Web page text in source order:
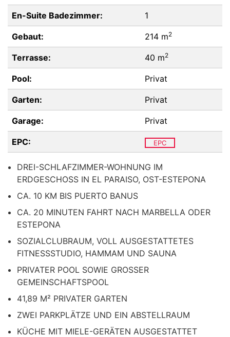
En-Suite Badezimmer: 1
Gebaut: 214 m2
Terrasse: 40 m2
Pool: Privat
Garten: Privat
Garage: Privat
EPC: EPC
DREI-SCHLAFZIMMER-WOHNUNG IM
ERDGESCHOSS IN EL PARAISO, OST-ESTEPONA
CA. 10 KM BIS PUERTO BANUS
CA. 20 MINUTEN FAHRT NACH MARBELLA ODER
ESTEPONA
SOZIALCLUBRAUM, VOLL AUSGESTATTETES
FITNESSSTUDIO, HAMMAM UND SAUNA
PRIVATER POOL SOWIE GROSSER
GEMEINSCHAFTSPOOL
41,89 M² PRIVATER GARTEN
ZWEI PARKPLÄTZE UND EIN ABSTELLRAUM
KÜCHE MIT MIELE-GERÄTEN AUSGESTATTET